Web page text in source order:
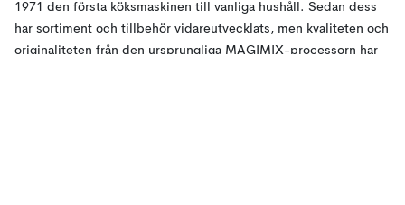
1971 den första köksmaskinen till vanliga hushåll. Sedan dess
har sortiment och tillbehör vidareutvecklats, men kvaliteten och
originaliteten från den ursprungliga MAGIMIX-processorn har